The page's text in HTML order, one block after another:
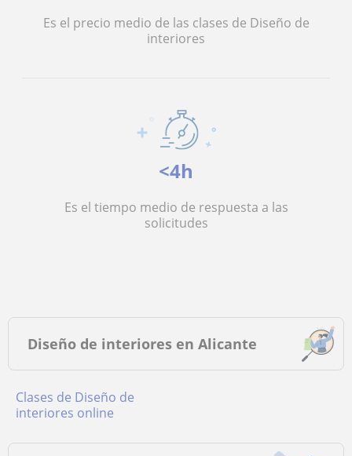
Es el precio medio de las clases de Diseño de
interiores
<4h
Es el tiempo medio de respuesta a las
solicitudes
Diseño de interiores en Alicante
Clases de Diseño de
interiores online